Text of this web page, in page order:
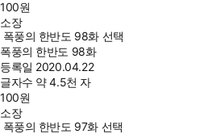
100원
소장
폭풍의 한반도 98화 선택
폭풍의 한반도 98화
등록일 2020.04.22
글자수 약 4.5천 자
100원
소장
폭풍의 한반도 97화 선택